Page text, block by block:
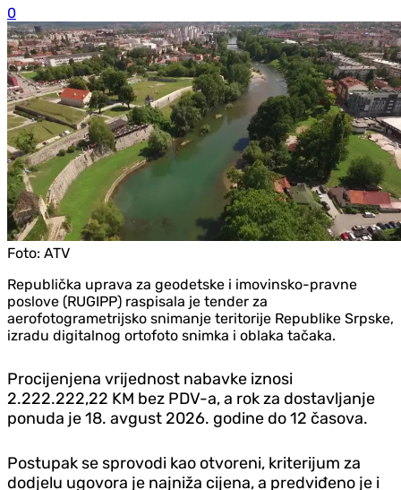
0
Foto: ATV
Republička uprava za geodetske i imovinsko-pravne
poslove (RUGIPP) raspisala je tender za
aerofotogrametrijsko snimanje teritorije Republike Srpske,
izradu digitalnog ortofoto snimka i oblaka tačaka.
Procijenjena vrijednost nabavke iznosi
2.222.222,22 KM bez PDV-a, a rok za dostavljanje
ponuda je 18. avgust 2026. godine do 12 časova.
Postupak se sprovodi kao otvoreni, kriterijum za
dod‌jelu ugovora je najniža cijena, a predviđeno je i